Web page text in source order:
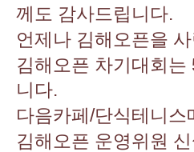
께도 감사드립니다.
언제나 김해오픈을
김해오픈 차기대회
니다.
다음카페/단식테니
김해오픈 운영위원